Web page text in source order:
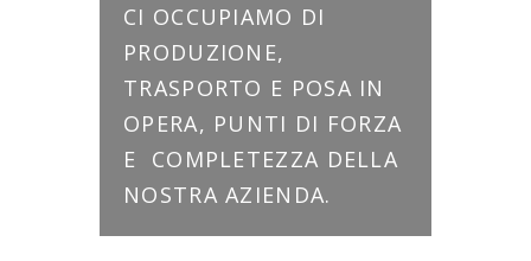
CI OCCUPIAMO DI
PRODUZIONE,
TRASPORTO E POSA IN
OPERA, PUNTI DI FORZA
E COMPLETEZZA DELLA
NOSTRA AZIENDA.